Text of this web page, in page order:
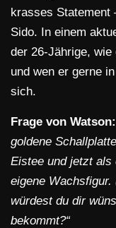
krasses Statement
Sido. In einem
der 26-Jährige,
und wen er gerne
sich.
Frage von Watson:
goldene
Eistee und jetzt als
eigene
würdest du dir
bekommt?“